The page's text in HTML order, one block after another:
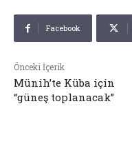
Facebook
Önceki İçerik
Münih’te Küba için
“güneş toplanacak”